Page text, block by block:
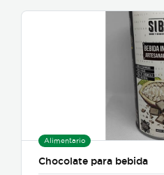
Alimentario
Chocolate para bebida